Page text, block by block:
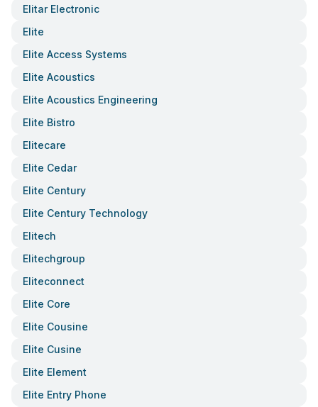
Elitar Electronic
Elite
Elite Access Systems
Elite Acoustics
Elite Acoustics Engineering
Elite Bistro
Elitecare
Elite Cedar
Elite Century
Elite Century Technology
Elitech
Elitechgroup
Eliteconnect
Elite Core
Elite Cousine
Elite Cusine
Elite Element
Elite Entry Phone